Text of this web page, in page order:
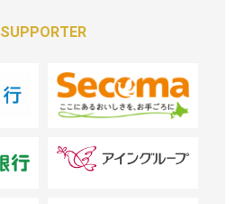
SUPPORTER